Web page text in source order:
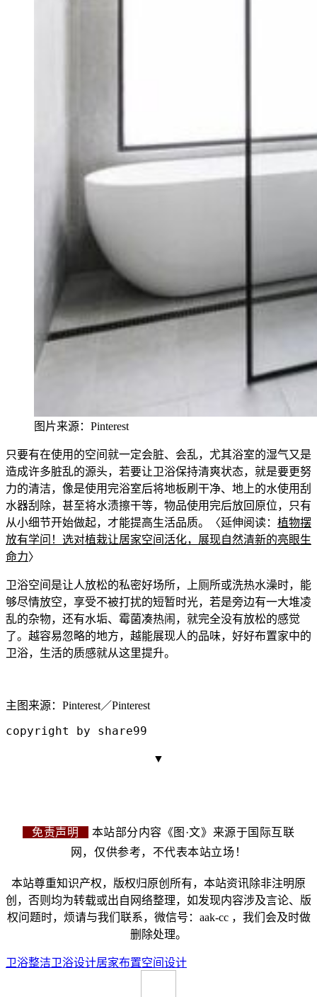
图片来源：Pinterest
只要有在使用的空间就一定会脏、会乱，尤其浴室的湿气又是
造成许多脏乱的源头，若要让卫浴保持清爽状态，就是要更努
力的清洁，像是使用完浴室后将地板刷干净、地上的水使用刮
水器刮除，甚至将水渍擦干等，物品使用完后放回原位，只有
从小细节开始做起，才能提高生活品质。
〈延伸阅读： 植物摆
放有学问！选对植栽让居家空间活化，展现自然清新的亮眼生
命力〉
卫浴空间是让人放松的私密好场所，上厕所或洗热水澡时，能
够尽情放空，享受不被打扰的短暂时光，若是旁边有一大堆凌
乱的杂物，还有水垢、霉菌凑热闹，就完全没有放松的感觉
了。越容易忽略的地方，越能展现人的品味，好好布置家中的
卫浴，生活的质感就从这里提升。
主图来源： Pinterest／Pinterest
copyright by share99
▼
免责声明
本站部分内容《图·文》来源于国际互联
网，仅供参考，不代表本站立场！
本站尊重知识产权，版权归原创所有，本站资讯除非注明原
创，否则均为转载或出自网络整理，如发现内容涉及言论、版
权问题时，烦请与我们联系，微信号：aak-cc ，我们会及时做
删除处理。
卫浴整洁卫浴设计居家布置空间设计